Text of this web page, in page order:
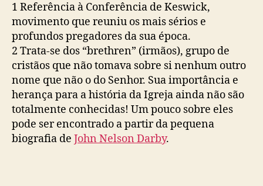
1 Referência à Conferência de Keswick,
movimento que reuniu os mais sérios e
profundos pregadores da sua época.
2 Trata-se dos “brethren” (irmãos), grupo de
cristãos que não tomava sobre si nenhum outro
nome que não o do Senhor. Sua importância e
herança para a história da Igreja ainda não são
totalmente conhecidas! Um pouco sobre eles
pode ser encontrado a partir da pequena
biografia de John Nelson Darby.